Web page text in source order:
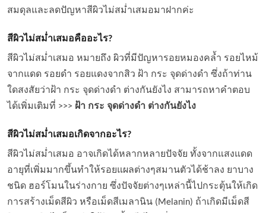
สมดุลและลดปัญหาสีผิวไม่สม่ำเสมอมาฝากค่ะ
สีผิวไม่สม่ำเสมอคืออะไร?
สีผิวไม่สม่ำเสมอ หมายถึง ผิวที่มีปัญหารอยหมองคล้ำ รอยไหม้
จากแดด รอยดำ รอยแดงจากสิว ฝ้า กระ จุดด่างดำ ซึ่งถ้าท่าน
ใดสงสัยว่าฝ้า กระ จุดด่างดำ ต่างกันยังไง สามารถหาคำตอบ
ได้เพิ่มเติมที่ >>> ฝ้า กระ จุดด่างดำ ต่างกันยังไง
สีผิวไม่สม่ำเสมอเกิดจากอะไร?
สีผิวไม่สม่ำเสมอ อาจเกิดได้หลากหลายปัจจัย ทั้งจากแสงแดด
อายุที่เพิ่มมากขึ้นทำให้รอยแผลต่างๆสมานตัวได้ช้าลง ยาบาง
ชนิด ฮอร์โมนในร่างกาย ซึ่งปัจจัยต่างๆเหล่านี้ไปกระตุ้นให้เกิด
การสร้างเม็ดสีผิว หรือเม็ดสีเมลานิน (Melanin) ถ้าเกิดมีเม็ดสี